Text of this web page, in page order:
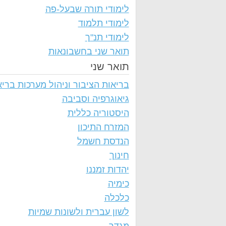
לימודי תורה שבעל-פה
לימודי תלמוד
לימודי תנ"ך
תואר שני בחשבונאות
תואר שני
בריאות הציבור וניהול מערכות
גיאוגרפיה וסביבה
היסטוריה כללית
המזרח התיכון
הנדסת חשמל
חינוך
יהדות זמננו
כימיה
כלכלה
לשון עברית ולשונות שמיות